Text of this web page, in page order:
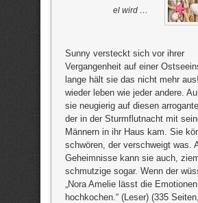
el wird …
Sunny versteckt sich vor ihrer
Vergangenheit auf einer
lange hält sie das nicht mehr
wieder leben wie jeder andere.
sie neugierig auf diesen
der in der Sturmflutnacht mit
Männern in ihr Haus kam. Sie
schwören, der verschweigt was.
Geheimnisse kann sie auch,
schmutzige sogar. Wenn der
„Nora Amelie lässt die Emotionen
hochkochen.“ (Leser) (335